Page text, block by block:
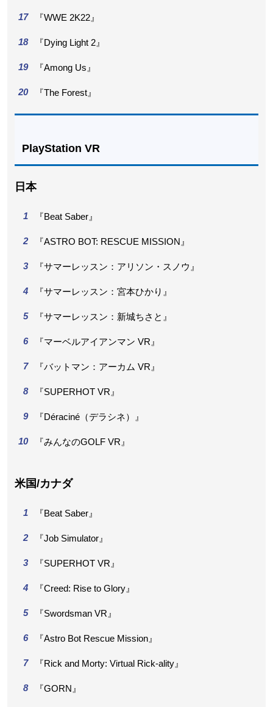
『WWE 2K22』
『Dying Light 2』
『Among Us』
『The Forest』
PlayStation VR
日本
『Beat Saber』
『ASTRO BOT: RESCUE MISSION』
『サマーレッスン：アリソン・スノウ』
『サマーレッスン：宮本ひかり』
『サマーレッスン：新城ちさと』
『マーベルアイアンマン VR』
『バットマン：アーカム VR』
『SUPERHOT VR』
『Déraciné（デラシネ）』
『みんなのGOLF VR』
米国/カナダ
『Beat Saber』
『Job Simulator』
『SUPERHOT VR』
『Creed: Rise to Glory』
『Swordsman VR』
『Astro Bot Rescue Mission』
『Rick and Morty: Virtual Rick-ality』
『GORN』